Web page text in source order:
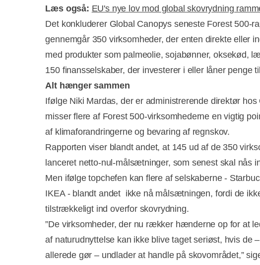
Læs også: EU's nye lov mod global skovrydning
Det konkluderer Global Canopys seneste Forest 500-
gennemgår 350 virksomheder, der enten direkte eller
med produkter som palmeolie, sojabønner, oksekød,
150 finansselskaber, der investerer i eller låner penge
Alt hænger sammen
Ifølge Niki Mardas, der er administrerende direktør hos
misser flere af Forest 500-virksomhederne en vigtig
af klimaforandringerne og bevaring af regnskov.
Rapporten viser blandt andet, at 145 ud af de 350
lanceret netto-nul-målsætninger, som senest skal nås
Men ifølge topchefen kan flere af selskaberne -
IKEA - blandt andet ikke nå målsætningen, fordi de
tilstrækkeligt ind overfor skovrydning.
”De virksomheder, der nu rækker hænderne op for at
af naturudnyttelse kan ikke blive taget seriøst, hvis de
allerede gør – undlader at handle på skovområdet,”